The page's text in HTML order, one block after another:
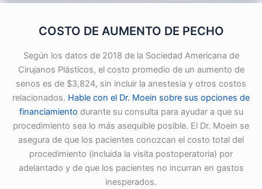
COSTO DE AUMENTO DE PECHO
Según los datos de 2018 de la Sociedad Americana de
Cirujanos Plásticos, el costo promedio de un aumento de
senos es de $3,824, sin incluir la anestesia y otros costos
relacionados. Hable con el Dr. Moein sobre sus opciones de
financiamiento durante su consulta para ayudar a que su
procedimiento sea lo más asequible posible. El Dr. Moein se
asegura de que los pacientes conozcan el costo total del
procedimiento (incluida la visita postoperatoria) por
adelantado y de que los pacientes no incurran en gastos
inesperados.